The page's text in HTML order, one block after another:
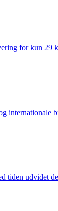
for kun 29
internationale
tiden udvidet